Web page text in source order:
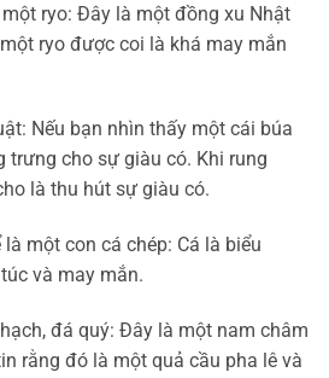
ryo: Đây là một đồng xu Nhật
ryo được coi là khá may mắn
Nếu bạn nhìn thấy một cái búa
trưng cho sự giàu có. Khi rung
là thu hút sự giàu có.
một con cá chép: Cá là biểu
và may mắn.
đá quý: Đây là một nam châm
rằng đó là một quả cầu pha lê và